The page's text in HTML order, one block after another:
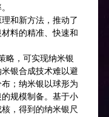
和新方法，推动了
料的精准、快速和
略，可实现纳米银
银合成技术难以避
；纳米银以球形为
规模制备。基于小
，得到的纳米银尺